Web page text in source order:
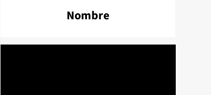
Nombre